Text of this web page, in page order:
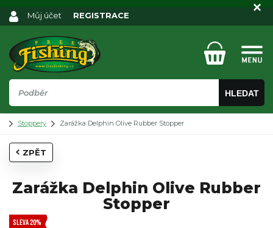
HLEDAT
Můj účet REGISTRACE
Stoppery Zarážka Delphin Olive Rubber Stopper
ZPĚT
Zarážka Delphin Olive Rubber
Stopper
SLEVA 20%